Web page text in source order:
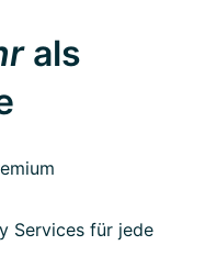
als
Services für jede